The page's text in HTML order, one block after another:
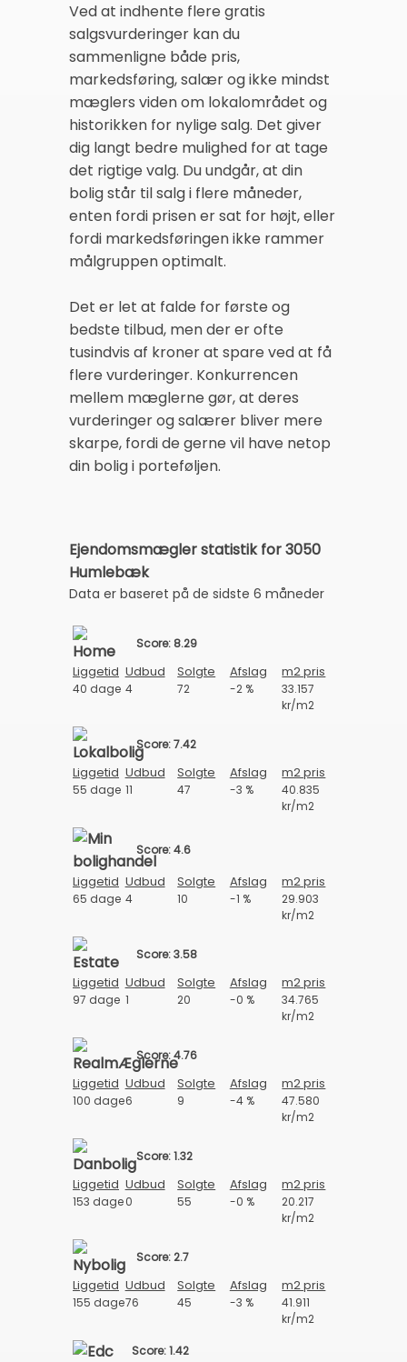
Ved at indhente flere gratis
salgsvurderinger kan du
sammenligne både pris,
markedsføring, salær og ikke mindst
mæglers viden om lokalområdet og
historikken for nylige salg. Det giver
dig langt bedre mulighed for at tage
det rigtige valg. Du undgår, at din
bolig står til salg i flere måneder,
enten fordi prisen er sat for højt, eller
fordi markedsføringen ikke rammer
målgruppen optimalt.
Det er let at falde for første og
bedste tilbud, men der er ofte
tusindvis af kroner at spare ved at få
flere vurderinger. Konkurrencen
mellem mæglerne gør, at deres
vurderinger og salærer bliver mere
skarpe, fordi de gerne vil have netop
din bolig i porteføljen.
Ejendomsmægler statistik for 3050
Humlebæk
Data er baseret på de sidste 6 måneder
Score: 8.29
Liggetid Udbud Solgte Afslag m2 pris
40 dage 4 72 -2 %
33.157
kr/m2
Score: 7.42
Liggetid Udbud Solgte Afslag m2 pris
55 dage 11 47 -3 %
40.835
kr/m2
Score: 4.6
Liggetid Udbud Solgte Afslag m2 pris
65 dage 4 10 -1 %
29.903
kr/m2
Score: 3.58
Liggetid Udbud Solgte Afslag m2 pris
97 dage 1 20 -0 %
34.765
kr/m2
Score: 4.76
Liggetid Udbud Solgte Afslag m2 pris
100 dage6 9 -4 %
47.580
kr/m2
Score: 1.32
Liggetid Udbud Solgte Afslag m2 pris
153 dage0 55 -0 %
20.217
kr/m2
Score: 2.7
Liggetid Udbud Solgte Afslag m2 pris
155 dage76 45 -3 %
41.911
kr/m2
Score: 1.42